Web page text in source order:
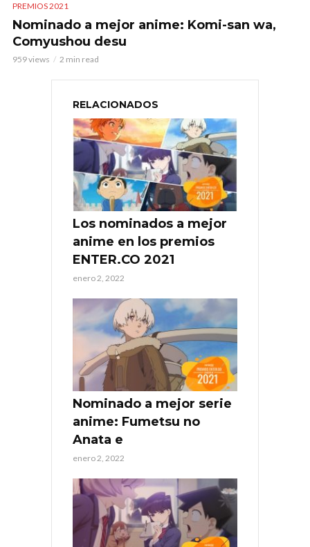
PREMIOS 2021
Nominado a mejor anime: Komi-san wa,
Comyushou desu
959 views 2 min read
RELACIONADOS
Los nominados a mejor
anime en los premios
ENTER.CO 2021
enero 2, 2022
Nominado a mejor serie
anime: Fumetsu no
Anata e
enero 2, 2022